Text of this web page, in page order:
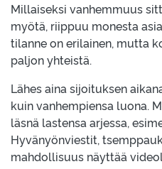
Millaiseksi vanhemmuus
myötä, riippuu monesta
tilanne on erilainen, mutta
paljon yhteistä.
Lähes aina sijoituksen
kuin vanhempiensa luona.
läsnä lastensa arjessa,
Hyvänyönviestit,
mahdollisuus näyttää